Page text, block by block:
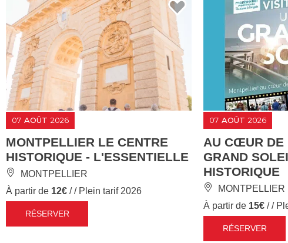
07 AOÛT 2026
MONTPELLIER LE CENTRE
HISTORIQUE - L'ESSENTIELLE
MONTPELLIER
À partir de 12€ / / Plein tarif 2026
RÉSERVER
07 AOÛT 2026
AU CŒUR DE
GRAND
HISTORIQUE
MONTPELLIER
À partir de 15€ / /
RÉSERVER